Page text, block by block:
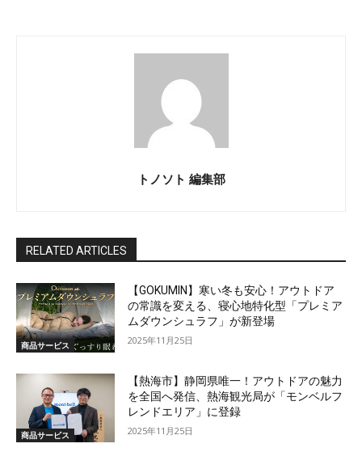
トノソト 編集部
RELATED ARTICLES
商品サービス
【GOKUMIN】寒い冬も安心！アウトドア
の常識を変える、寝心地特化型「プレミア
ムダウンシュラフ」が新登場
2025年11月25日
商品サービス
【熱海市】静岡県唯一！アウトドアの魅力
を全国へ発信、熱海観光局が「モンベルフ
レンドエリア」に登録
2025年11月25日